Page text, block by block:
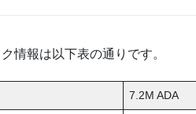
情報は以下表の通りです。
7.2M ADA